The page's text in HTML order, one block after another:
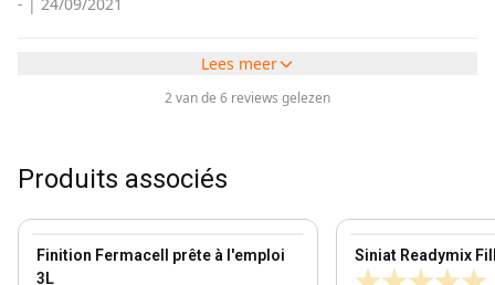
Lees meer
2 van de 6 reviews gelezen
Produits associés
Finition Fermacell prête à l'emploi
3L
View product Siniat Readymix
View product